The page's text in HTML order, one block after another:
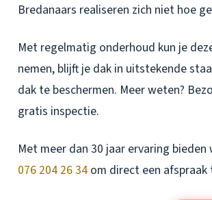
Bredanaars realiseren zich niet hoe
Met regelmatig onderhoud kun je
nemen, blijft je dak in uitstekende
dak te beschermen. Meer weten?
gratis inspectie.
Met meer dan 30 jaar ervaring
076 204 26 34 om direct een afspraak